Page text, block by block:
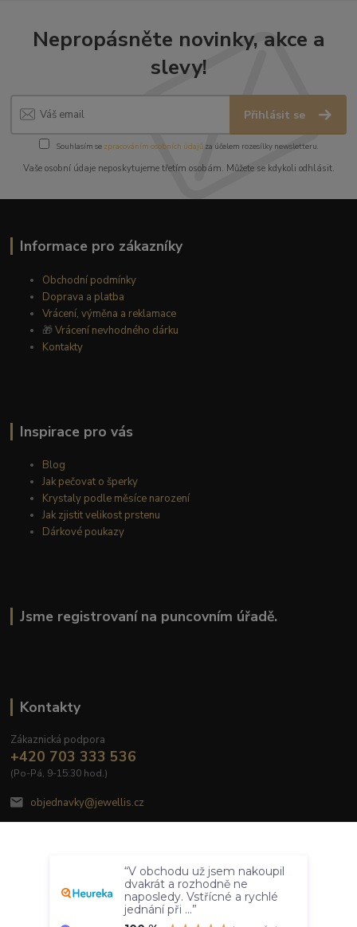
Nepropásněte novinky, akce a
slevy!
Přihlásit se
Souhlasím se zpracováním osobních údajůza účelem rozesílky newsletteru.
Vaše osobní údaje neposkytujeme třetím osobám. Můžete se kdykoli odhlásit.
Informace pro zákazníky
Obchodní podmínky
Doprava a platba
Vrácení, výměna a reklamace
🎁Vrácení nevhodného dárku
Kontakty
Inspirace pro vás
Blog
Jak pečovat o šperky
Krystaly podle měsíce narození
Jak zjistit velikost prstenu
Dárkové poukazy
Jsme registrovaní na puncovním úřadě.
Kontakty
Zákaznická podpora
+420 703 333 536
(Po-Pá, 9-15:30 hod.)
objednavky@jewellis.cz
© 2020 Jewellis.cz
Nastavení Souhlasím
Souhlas můžete odmítnout
“V obchodu už jsem nakoupil
dvakrát a rozhodně ne
naposledy. Vstřícné a rychlé
jednání při ...”